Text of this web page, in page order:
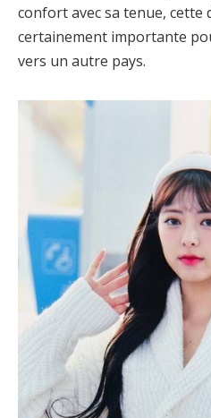
confort avec sa tenue, cette
certainement importante
vers un autre pays.